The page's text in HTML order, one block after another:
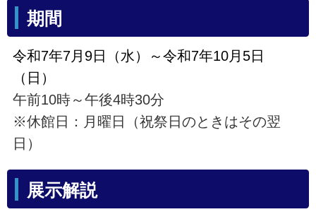
期間
令和7年7月9日（水）～令和7年10月5日
（日）
午前10時～午後4時30分
※休館日：月曜日（祝祭日のときはその翌
日）
展示解説